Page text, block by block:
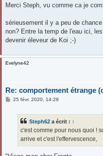
s
g
Merci Steph, vu comme ca je
sérieusement il y a peu de
non? Entre la temp de l'eau ici,
devenir éleveur de Koi ;-)
Evelyne42
Re: comportement étrange
M25 févr. 2020, 14:29
Steph62 a écrit : ↑
c'est comme pour nous quoi !
arrive et c'est l'effervescence,